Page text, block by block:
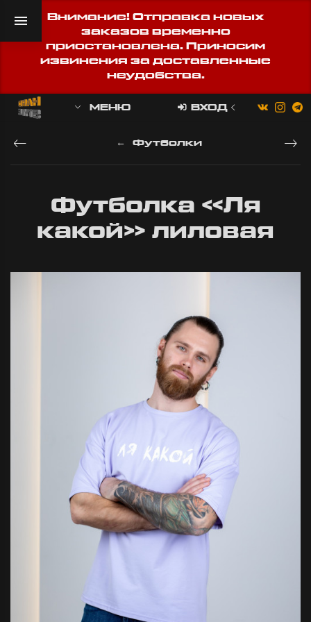
Внимание! Отправка новых
заказов временно
приостановлена. Приносим
извинения за доставленные
неудобства.
МЕНЮ ВХОД
Футболка
«BAN
Серая»
любимого
стримера!
Футболки
Футболка «Ля
какой» лиловая